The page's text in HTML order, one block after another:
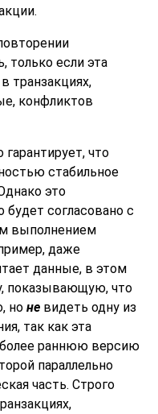
только если эта
транзакциях,
конфликтов
что
стабильное
это
будет согласовано с
выполнением
даже
данные, в этом
показывающую, что
но не видеть одну из
так как эта
раннюю версию
параллельно
часть. Строго